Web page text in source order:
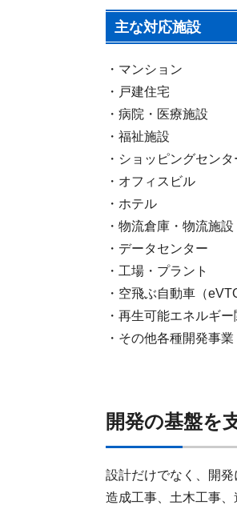
主な対応施設
・マンション
・戸建住宅
・病院・医療施設
・福祉施設
・ショッピングセン
・オフィスビル
・ホテル
・物流倉庫・物流施設
・データセンター
・工場・プラント
・空飛ぶ自動車（
・再生可能エネルギ
・その他各種開発事業
開発の基盤を
設計だけでなく、開
造成工事、土木工事